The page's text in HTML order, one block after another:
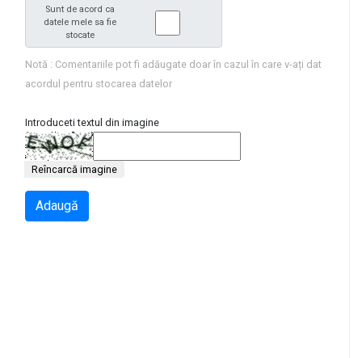
Sunt de acord ca
datele mele sa fie
stocate
Notă : Comentariile pot fi adăugate doar în cazul în care v-ați dat
acordul pentru stocarea datelor
Introduceti textul din imagine
Reîncarcă imagine
Adaugă